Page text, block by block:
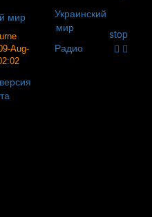
мир
Aug-
Украинский
мир
Радио
stop